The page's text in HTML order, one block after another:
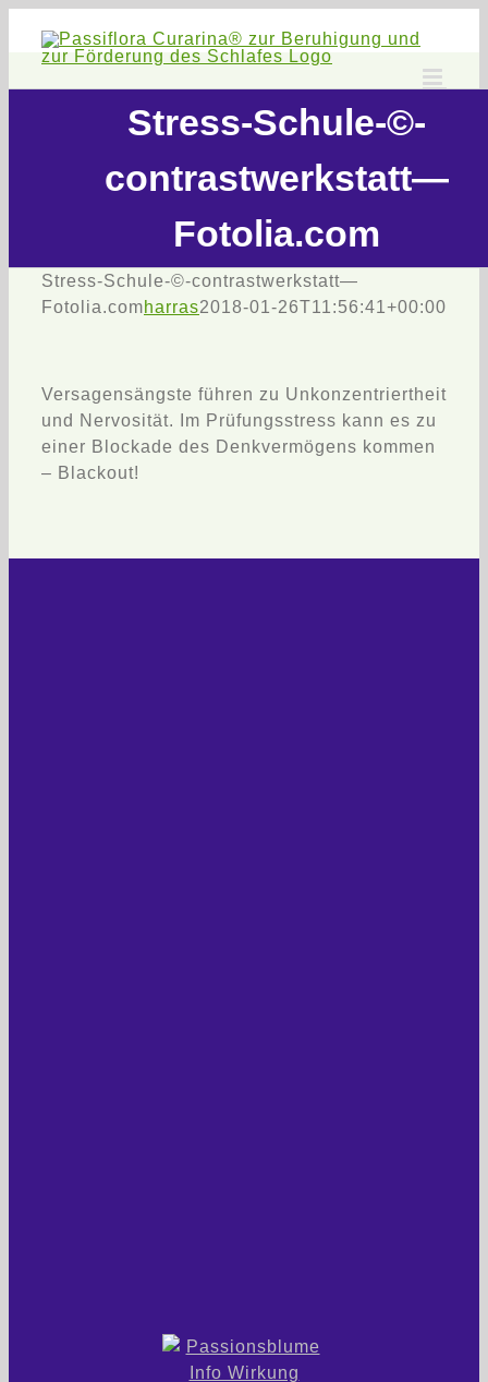
Inhalt
Stress-Schule-©-
contrastwerkstatt—
Fotolia.com
Stress-Schule-©-contrastwerkstatt—
Fotolia.comharras2018-01-26T11:56:41+00:00
Versagensängste führen zu Unkonzentriertheit
und Nervosität. Im Prüfungsstress kann es zu
einer Blockade des Denkvermögens kommen
– Blackout!